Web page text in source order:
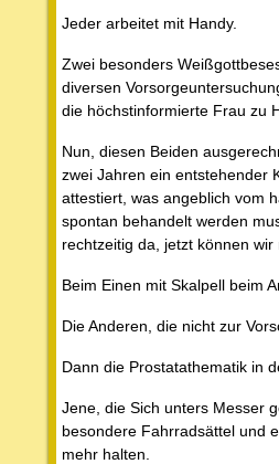
Jeder arbeitet mit Handy.
Zwei besonders
diversen
die höchstinformierte Frau zu
Nun, diesen Beiden
zwei Jahren ein entstehender
attestiert, was angeblich vom
spontan behandelt werden
rechtzeitig da, jetzt können
Beim Einen mit Skalpell beim
Die Anderen, die nicht zur
Dann die Prostatathematik in
Jene, die Sich unters Messer
besondere Fahrradsättel und
mehr halten.